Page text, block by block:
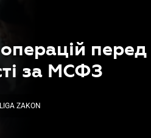
перед
за МСФЗ
LIGA ZAKON